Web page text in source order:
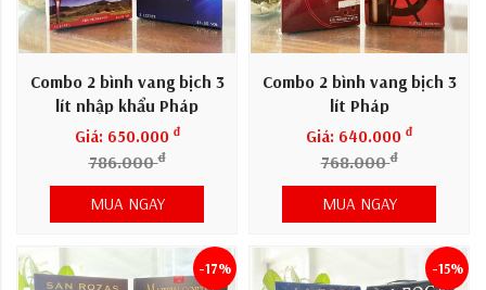
Combo 2 bình vang bịch 3
lít nhập khẩu Pháp
Giá: 650.000 đ
786.000đ
MUA NGAY
Combo 2 bình vang bịch 3
lít Pháp
Giá: 640.000 đ
768.000đ
MUA NGAY
-17% -15%